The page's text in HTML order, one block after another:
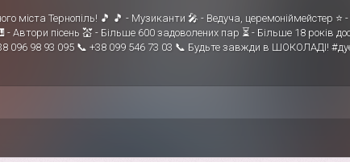
міста Тернопіль! 🎵 🎵 - Музиканти 🎤 - Ведуча, церемоніймейстер ⭐️
- Автори пісень 💒 - Більше 600 задоволених пар ⏳ - Більше 18 років
096 98 93 095 📞 +38 099 546 73 03 📞 Будьте завжди в ШОКОЛАДІ!